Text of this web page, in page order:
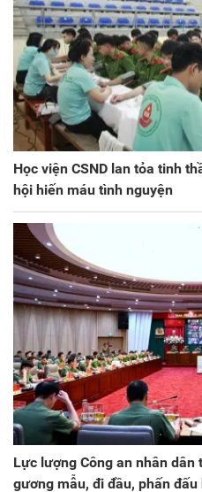
Học viện CSND lan tỏa tinh
hội hiến máu tình nguyện
Lực lượng Công an nhân
gương mẫu, đi đầu, phấn